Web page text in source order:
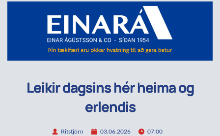
Leikir dagsins hér heima og
erlendis
Ritstjórn 03.06.2026 07:00